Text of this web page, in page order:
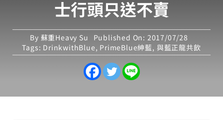
士行頭只送不賣
By 蘇重Heavy Su
Published On: 2017/07/28
Tags: DrinkwithBlue, PrimeBlue紳藍, 與藍正龍共飲